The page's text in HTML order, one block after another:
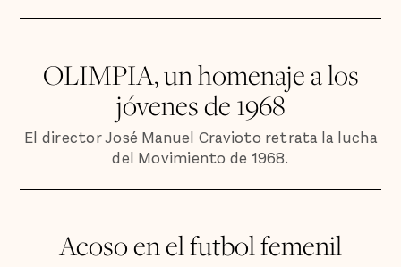
OLIMPIA, un homenaje a los
jóvenes de 1968
El director José Manuel Cravioto retrata la lucha
del Movimiento de 1968.
Acoso en el futbol femenil